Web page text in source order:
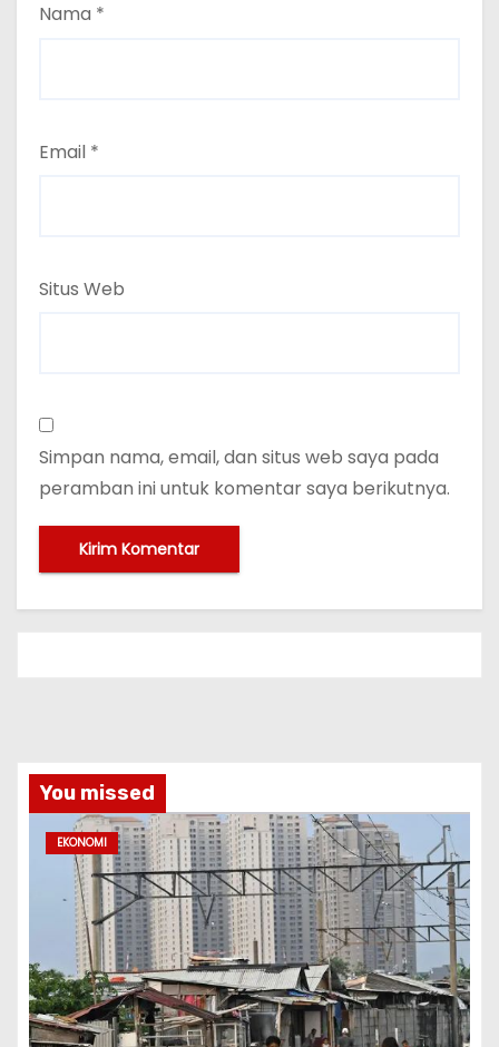
Nama *
Email *
Situs Web
Simpan nama, email, dan situs web saya pada
peramban ini untuk komentar saya berikutnya.
You missed
EKONOMI